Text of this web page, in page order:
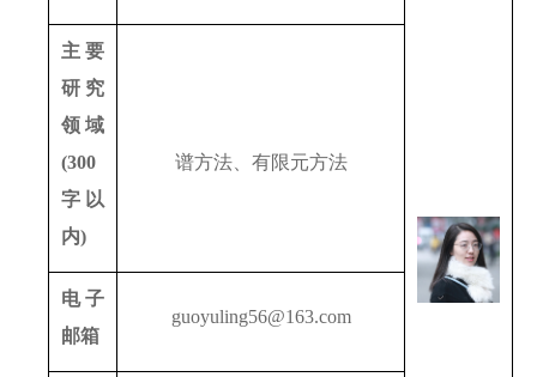
主要
研究
领域
(300
字以
内)
谱方法、有限元方法
电子
邮箱
guoyuling56@163.com